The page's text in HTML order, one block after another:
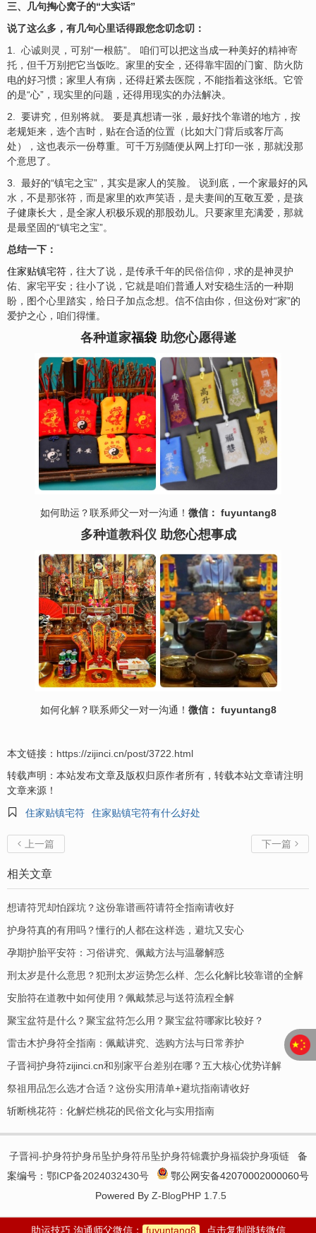
三、几句掏心窝子的“大实话”
说了这么多，有几句心里话得跟您念叨念叨：
1. 心诚则灵 ，可别“一根筋”。 咱们可以把这当成一种美好的精神寄
托 ，但千万别把它当饭吃。家里的安全，还得靠牢固的门窗、防火防
电的好习惯；家里人有病，还得赶紧去医院，不能指着这张纸。它管
的是“心”，现实里的问题，还得用现实的办法解决。
2. 要讲究，但别将就。 要是真想请一张，最好找个靠谱的地方，按
老规矩来，选个吉时，贴在合适的位置（比如大门背后或客厅高
处），这也表示一份尊重。可千万别随便从网上打印一张，那就没那
个意思了。
3. 最好的“镇宅之宝”，其实是家人的笑脸。 说到底，一个家最好的风
水 ，不是那张符，而是家里的欢声笑语，是夫妻间的互敬互爱，是孩
子健康长大，是全家人积极乐观的那股劲儿。只要家里充满爱，那就
是最坚固的“镇宅之宝”。
总结一下：
住家贴镇宅符 ，往大了说，是传承千年的民俗信仰 ，求的是神灵护
佑、家宅平安；往小了说，它就是咱们普通人对安稳生活的一种期
盼，图个心里踏实，给日子加点念想。信不信由你，但这份对“家”的
爱护之心，咱们得懂。
各种道家福袋助您心愿得遂
如何助运？联系师父一对一沟通！ 微信： fuyuntang8
多种道教科仪助您心想事成
如何化解？联系师父一对一沟通！ 微信： fuyuntang8
本文链接： https://zijinci.cn/post/3722.html
转载声明：本站发布文章及版权归原作者所有，转载本站文章请注明
文章来源！

住家贴镇宅符 住家贴镇宅符有什么好处
 上一篇 下一篇 
相关文章
想请符咒却怕踩坑？这份靠谱画符请符全指南请收好
护身符真的有用吗？懂行的人都在这样选，避坑又安心
孕期护胎平安符：习俗讲究、佩戴方法与温馨解惑
刑太岁是什么意思？犯刑太岁运势怎么样、怎么化解比较靠谱的全解
安胎符在道教中如何使用？佩戴禁忌与送符流程全解
聚宝盆符是什么？聚宝盆符怎么用？聚宝盆符哪家比较好？
​雷击木护身符全指南：佩戴讲究、选购方法与日常养护
子晋祠护身符zijinci.cn和别家平台差别在哪？五大核心优势详解
祭祖用品怎么选才合适？这份实用清单+避坑指南请收好
斩断桃花符：化解烂桃花的民俗文化与实用指南
子晋祠-护身符护身吊坠护身符吊坠护身符锦囊护身福袋护身项链备
案编号： 鄂ICP备2024032430号
鄂公网安备42070002000060号
Powered By Z-BlogPHP 1.7.5
助运技巧 沟通师父微信： fuyuntang8 点击复制跳转微信